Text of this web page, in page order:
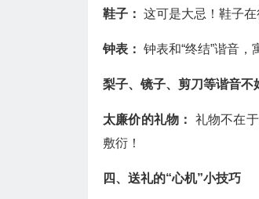
鞋子： 这可是大忌！鞋子在
钟表： 钟表和“终结”谐音，
梨子、镜子、剪刀等谐音不
太廉价的礼物： 礼物不在
敷衍！
四、送礼的“心机”小技巧